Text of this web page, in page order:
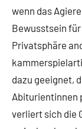
wenn das
Bewusstsein
Privatsphäre
dazu geeignet,
Abiturientinnen
verliert sich die